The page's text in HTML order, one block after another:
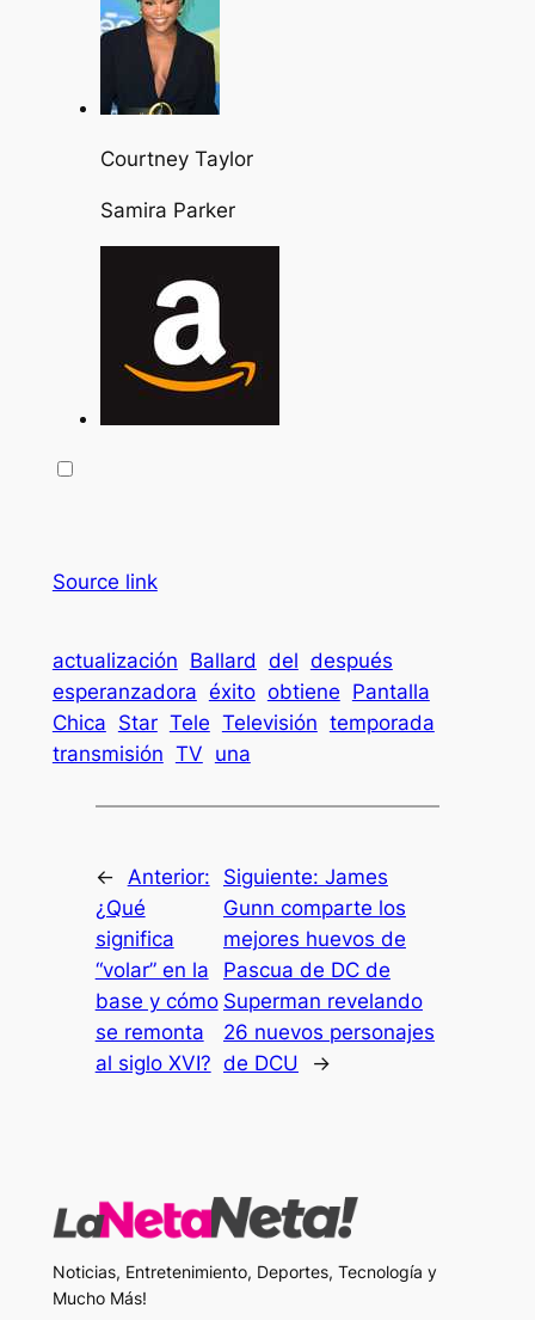
Courtney Taylor
Samira Parker
Source link
actualización Ballard del después
esperanzadora éxito obtiene Pantalla
Chica Star Tele Televisión temporada
transmisión TV una
← Anterior:
¿Qué
significa
“volar” en la
base y cómo
se remonta
al siglo XVI?
Siguiente: James
Gunn comparte los
mejores huevos de
Pascua de DC de
Superman revelando
26 nuevos personajes
de DCU
→
Noticias, Entretenimiento, Deportes, Tecnología y
Mucho Más!